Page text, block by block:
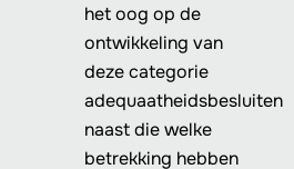
het oog op de
ontwikkeling van
deze categorie
adequaatheidsbesluiten
naast die welke
betrekking hebben